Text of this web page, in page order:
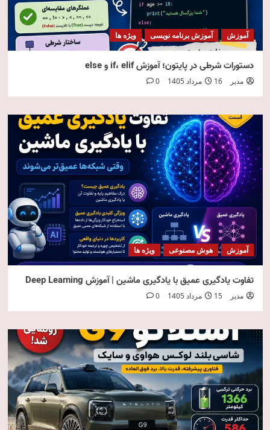
آموزش آموزش برنامه نویسی ویژه ها
دستورات شرطی در پایتون؛ آموزش if، elif و else
مدیر 16 مرداد 1405 0
آموزش هوش مصنوعی ویژه ها
تفاوت یادگیری عمیق با یادگیری ماشین | آموزش Deep Learning
مدیر 15 مرداد 1405 0